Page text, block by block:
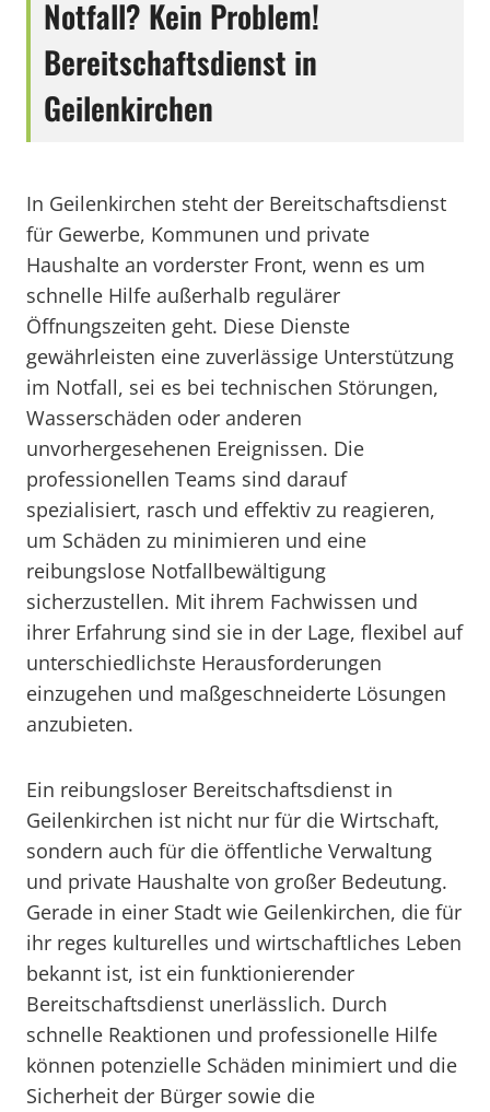
Notfall? Kein Problem!
Bereitschaftsdienst in
Geilenkirchen
In Geilenkirchen steht der Bereitschaftsdienst
für Gewerbe, Kommunen und private
Haushalte an vorderster Front, wenn es um
schnelle Hilfe außerhalb regulärer
Öffnungszeiten geht. Diese Dienste
gewährleisten eine zuverlässige Unterstützung
im Notfall, sei es bei technischen Störungen,
Wasserschäden oder anderen
unvorhergesehenen Ereignissen. Die
professionellen Teams sind darauf
spezialisiert, rasch und effektiv zu reagieren,
um Schäden zu minimieren und eine
reibungslose Notfallbewältigung
sicherzustellen. Mit ihrem Fachwissen und
ihrer Erfahrung sind sie in der Lage, flexibel auf
unterschiedlichste Herausforderungen
einzugehen und maßgeschneiderte Lösungen
anzubieten.
Ein reibungsloser Bereitschaftsdienst in
Geilenkirchen ist nicht nur für die Wirtschaft,
sondern auch für die öffentliche Verwaltung
und private Haushalte von großer Bedeutung.
Gerade in einer Stadt wie Geilenkirchen, die für
ihr reges kulturelles und wirtschaftliches Leben
bekannt ist, ist ein funktionierender
Bereitschaftsdienst unerlässlich. Durch
schnelle Reaktionen und professionelle Hilfe
können potenzielle Schäden minimiert und die
Sicherheit der Bürger sowie die